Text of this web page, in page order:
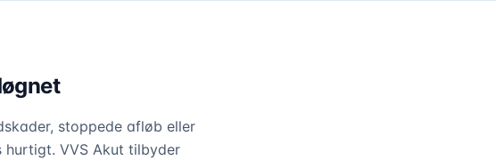
stoppede afløb eller
VVS Akut tilbyder